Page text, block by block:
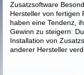
Zusatzsoftware
Hersteller von fertigen
haben eine Tendenz,
Gewinn zu steigern:
Installation von
anderer Hersteller